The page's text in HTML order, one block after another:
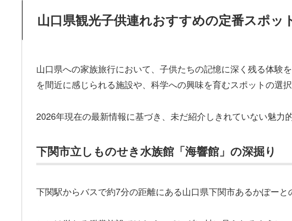
山口県観光子供連れおすすめの定番スポッ
山口県への家族旅行において、子供たちの記憶に深く残る体験
を間近に感じられる施設や、科学への興味を育むスポットの選択
2026年現在の最新情報に基づき、未だ紹介しきれていない魅力
下関市立しものせき水族館「海響館」の深掘り
下関駅からバスで約7分の距離にある山口県下関市あるかぽーと